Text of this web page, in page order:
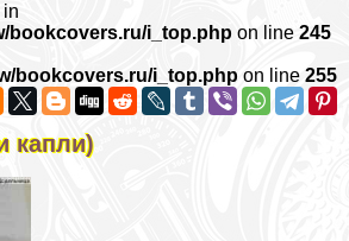
bookcovers.ru/i_top.php on line245
bookcovers.ru/i_top.php on line 255
капли)